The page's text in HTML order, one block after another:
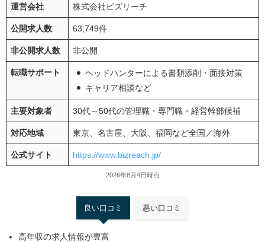
運営会社 株式会社ビズリーチ
公開求人数 63,749件
非公開求人数 非公開
転職サポート
ヘッドハンターによる書類添削・面接対策
キャリア相談など
主要対象者 30代～50代の管理職・専門職・経営幹部候補
対応地域 東京、名古屋、大阪、福岡など全国／海外
公式サイト https://www.bizreach.jp/
2026年8月4日時点
良い口コミ 悪い口コミ
高年収の求人情報が豊富